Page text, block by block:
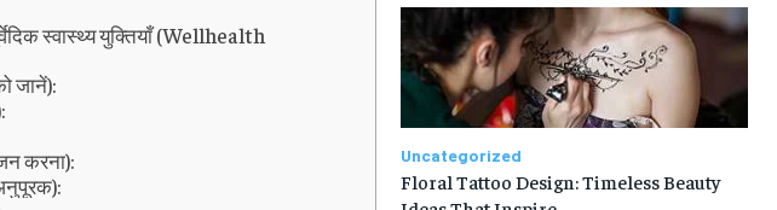
स्वास्थ्य युक्तियाँ (Wellhealth
जानें):
करना):
Uncategorized
Floral Tattoo Design: Timeless Beauty